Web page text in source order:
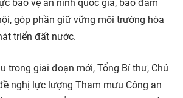
bảo vệ an ninh quốc gia, bảo đảm
góp phần giữ vững môi trường hòa
triển đất nước.
trong giai đoạn mới, Tổng Bí thư, Chủ
nghị lực lượng Tham mưu Công an